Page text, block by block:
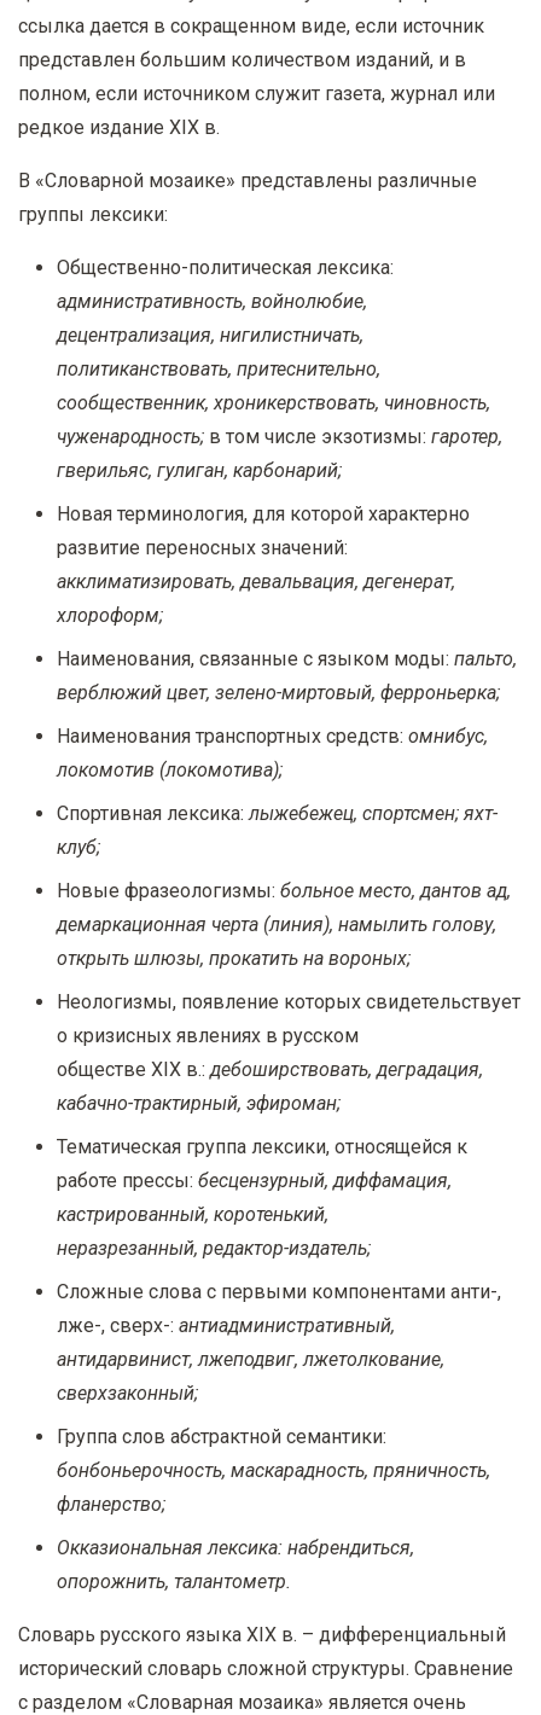
ссылка дается в сокращенном виде, если источник
представлен большим количеством изданий, и в
полном, если источником служит газета, журнал или
редкое издание XIX в.
В «Словарной мозаике» представлены различные
группы лексики:
Общественно-политическая лексика:
административность, войнолюбие,
децентрализация, нигилистничать,
политиканствовать, притеснительно,
сообщественник, хроникерствовать, чиновность,
чуженародность; в том числе экзотизмы: гаротер,
гверильяс, гулиган, карбонарий;
Новая терминология, для которой характерно
развитие переносных значений:
акклиматизировать, девальвация, дегенерат,
хлороформ;
Наименования, связанные с языком моды: пальто,
верблюжий цвет, зелено-миртовый, ферроньерка;
Наименования транспортных средств: омнибус,
локомотив (локомотива);
Спортивная лексика:лыжебежец, спортсмен; яхт-
клуб;
Новые фразеологизмы: больное место, дантов ад,
демаркационная черта (линия), намылить голову,
открыть шлюзы, прокатить на вороных;
Неологизмы, появление которых свидетельствует
о кризисных явлениях в русском
обществе XIX в.:дебоширствовать, деградация,
кабачно-трактирный, эфироман;
Тематическая группа лексики, относящейся к
работе прессы: бесцензурный, диффамация,
кастрированный, коротенький,
неразрезанный, редактор-издатель;
Сложные слова с первыми компонентами анти-,
лже-, сверх-: антиадминистративный,
антидарвинист, лжеподвиг, лжетолкование,
сверхзаконный;
Группа слов абстрактной семантики:
бонбоньерочность, маскарадность, пряничность,
фланерство;
Окказиональная лексика: набрендиться,
опорожнить, талантометр.
Словарь русского языка XIX в. – дифференциальный
исторический словарь сложной структуры. Сравнение
с разделом «Словарная мозаика» является очень